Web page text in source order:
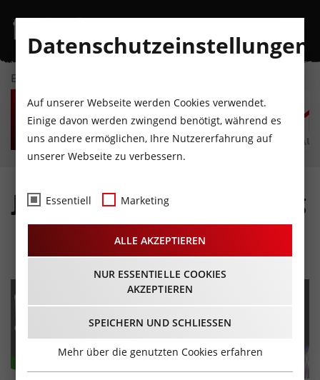
EVENTKALENDER
SA
8
AUGUST
SO
9
AUGUST
MO
10
AUGUST
DI
11
AUGUST
MI
12
AUGUST
Jubiläumsmaschgerschaug
´n 40 Jahre BTG Neustift
14.01.2023 - Beginn 19:30 Uhr
Datenschutzeinstellungen
Auf unserer Webseite werden Cookies verwendet.
Einige davon werden zwingend benötigt, während es
uns andere ermöglichen, Ihre Nutzererfahrung auf
unserer Webseite zu verbessern.
Essentiell Marketing
ALLE AKZEPTIEREN
NUR ESSENTIELLE COOKIES
AKZEPTIEREN
SPEICHERN UND SCHLIESSEN
Mehr über die genutzten Cookies erfahren